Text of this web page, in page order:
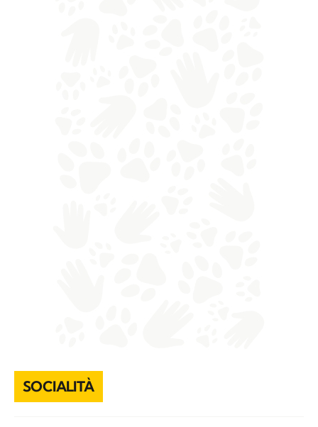
SOCIALITÀ